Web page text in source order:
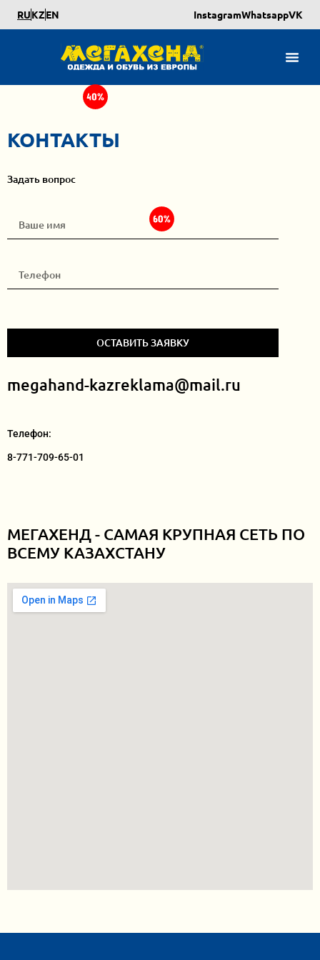
RUKZEN InstagramWhatsappVK
КОНТАКТЫ
Задать вопрос
ОСТАВИТЬ ЗАЯВКУ
megahand-kazreklama@mail.ru
Телефон:
8-771-709-65-01
МЕГАХЕНД - САМАЯ КРУПНАЯ СЕТЬ ПО
ВСЕМУ КАЗАХСТАНУ